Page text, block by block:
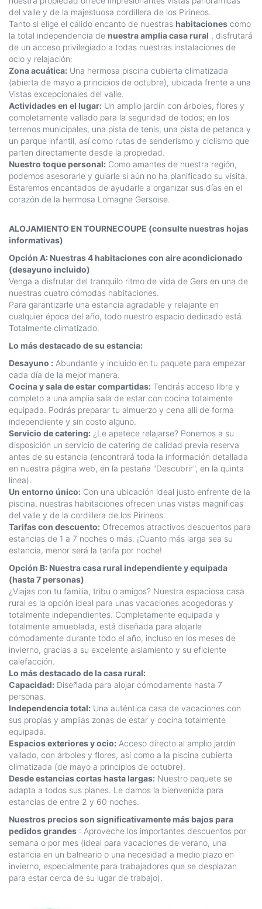
del valle y de la majestuosa cordillera de los Pirineos.
Tanto si elige el cálido encanto de nuestras habitaciones como
la total independencia de nuestra amplia casa rural , disfrutará
de un acceso privilegiado a todas nuestras instalaciones de
ocio y relajación:
Zona acuática: Una hermosa piscina cubierta climatizada
(abierta de mayo a principios de octubre), ubicada frente a una
Vistas excepcionales del valle.
Actividades en el lugar: Un amplio jardín con árboles, flores y
completamente vallado para la seguridad de todos; en los
terrenos municipales, una pista de tenis, una pista de petanca y
un parque infantil, así como rutas de senderismo y ciclismo que
parten directamente desde la propiedad.
Nuestro toque personal: Como amantes de nuestra región,
podemos asesorarle y guiarle si aún no ha planificado su visita.
Estaremos encantados de ayudarle a organizar sus días en el
corazón de la hermosa Lomagne Gersoise.
ALOJAMIENTO EN TOURNECOUPE (consulte nuestras hojas
informativas)
Opción A: Nuestras 4 habitaciones con aire acondicionado
(desayuno incluido)
Venga a disfrutar del tranquilo ritmo de vida de Gers en una de
nuestras cuatro cómodas habitaciones.
Para garantizarle una estancia agradable y relajante en
cualquier época del año, todo nuestro espacio dedicado está
Totalmente climatizado.
Lo más destacado de su estancia:
Desayuno : Abundante y incluido en tu paquete para empezar
cada día de la mejor manera.
Cocina y sala de estar compartidas: Tendrás acceso libre y
completo a una amplia sala de estar con cocina totalmente
equipada. Podrás preparar tu almuerzo y cena allí de forma
independiente y sin costo alguno.
Servicio de catering: ¿Le apetece relajarse? Ponemos a su
disposición un servicio de catering de calidad previa reserva
antes de su estancia (encontrará toda la información detallada
en nuestra página web, en la pestaña "Descubrir", en la quinta
línea).
Un entorno único: Con una ubicación ideal justo enfrente de la
piscina, nuestras habitaciones ofrecen unas vistas magníficas
del valle y de la cordillera de los Pirineos.
Tarifas con descuento: Ofrecemos atractivos descuentos para
estancias de 1 a 7 noches o más. ¡Cuanto más larga sea su
estancia, menor será la tarifa por noche!
Opción B: Nuestra casa rural independiente y equipada
(hasta 7 personas)
¿Viajas con tu familia, tribu o amigos? Nuestra espaciosa casa
rural es la opción ideal para unas vacaciones acogedoras y
totalmente independientes. Completamente equipada y
totalmente amueblada, está diseñada para alojarle
cómodamente durante todo el año, incluso en los meses de
invierno, gracias a su excelente aislamiento y su eficiente
calefacción.
Lo más destacado de la casa rural:
Capacidad: Diseñada para alojar cómodamente hasta 7
personas.
Independencia total: Una auténtica casa de vacaciones con
sus propias y amplias zonas de estar y cocina totalmente
equipada.
Espacios exteriores y ocio: Acceso directo al amplio jardín
vallado, con árboles y flores, así como a la piscina cubierta
climatizada (de mayo a principios de octubre).
Desde estancias cortas hasta largas: Nuestro paquete se
adapta a todos sus planes. Le damos la bienvenida para
estancias de entre 2 y 60 noches.
Nuestros precios son significativamente más bajos para
pedidos grandes : Aproveche los importantes descuentos por
semana o por mes (ideal para vacaciones de verano, una
estancia en un balneario o una necesidad a medio plazo en
invierno, especialmente para trabajadores que se desplazan
para estar cerca de su lugar de trabajo).